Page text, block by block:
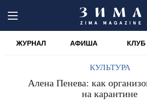
ЖУРНАЛ АФИША КЛУБ
КУЛЬТУРА
Алена Пенева: как
на карантине